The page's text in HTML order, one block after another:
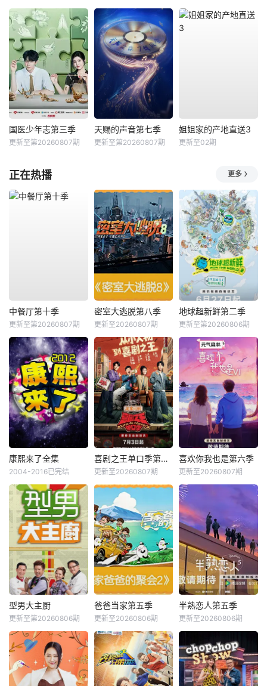
国医少年志第三季
更新至第20260807期
天赐的声音第七季
更新至第20260807期
姐姐家的产地直送3
更新至02期
正在热播 更多
中餐厅第十季
更新至第20260807期
密室大逃脱第八季
更新至20260807期
地球超新鲜第二季
更新至第20260806期
康熙来了全集
2004-2016已完结
喜剧之王单口季第三季
更新至20260807期
喜欢你我也是第六季
更新至20260807期
型男大主厨
更新至第20260806期
爸爸当家第五季
更新至20260806期
半熟恋人第五季
更新至20260806期